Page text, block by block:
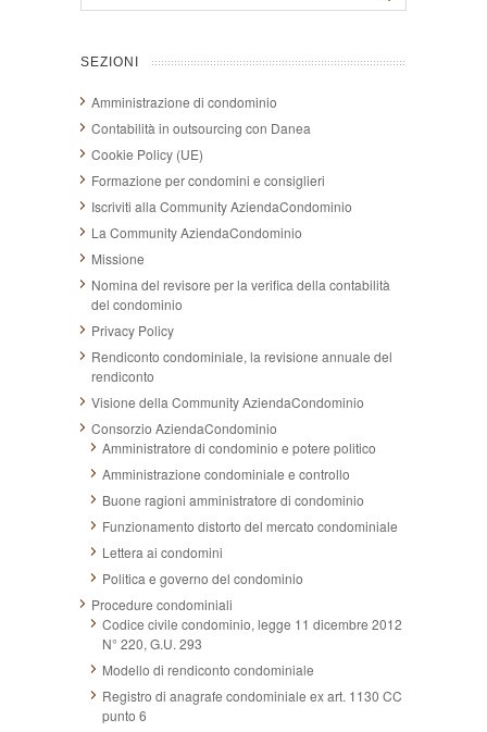
SEZIONI
Amministrazione di condominio
Contabilità in outsourcing con Danea
Cookie Policy (UE)
Formazione per condomini e consiglieri
Iscriviti alla Community AziendaCondominio
La Community AziendaCondominio
Missione
Nomina del revisore per la verifica della contabilità
del condominio
Privacy Policy
Rendiconto condominiale, la revisione annuale del
rendiconto
Visione della Community AziendaCondominio
Consorzio AziendaCondominio
Amministratore di condominio e potere politico
Amministrazione condominiale e controllo
Buone ragioni amministratore di condominio
Funzionamento distorto del mercato condominiale
Lettera ai condomini
Politica e governo del condominio
Procedure condominiali
Codice civile condominio, legge 11 dicembre 2012
N° 220, G.U. 293
Modello di rendiconto condominiale
Registro di anagrafe condominiale ex art. 1130 CC
punto 6